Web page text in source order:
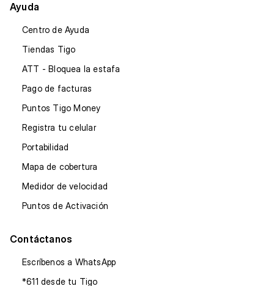
Ayuda
Centro de Ayuda
Tiendas Tigo
ATT - Bloquea la estafa
Pago de facturas
Puntos Tigo Money
Registra tu celular
Portabilidad
Mapa de cobertura
Medidor de velocidad
Puntos de Activación
Contáctanos
Escríbenos a WhatsApp
*611 desde tu Tigo